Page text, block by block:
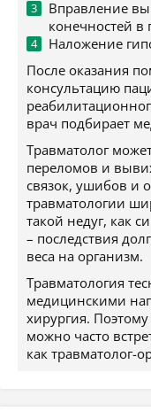
Вправление
конечностей
Наложение
После оказания
консультацию
врач подбирает
Травматолог
переломов и
связок, ушибов и
травматологии
такой недуг, как
– последствия
веса на организм.
Травматология
медицинскими
хирургия.
можно часто
как травматолог-